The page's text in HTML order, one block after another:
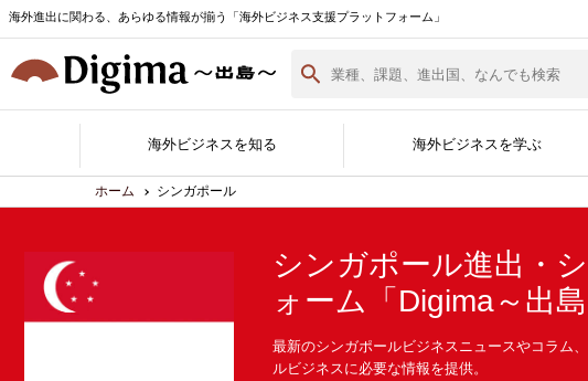
海外進出に関わる、あらゆる情報が揃う「海外ビジネス支援プラットフォーム」
海外ビジネスを知る
海外ビジネスノウハウ 海外ビジネスコ
海外ビジネスを学ぶ
海外進出白書
（最新版）
無料会員登
サポート企業一覧 サポートジャ
サポート企業ができること サポート企業の登録・詳細 資料掲載につ
海外イベント実績紹介 メディア掲載
ホーム シンガポール
シンガポール進出・
ォーム「Digima～出島
最新のシンガポールビジネスニュースやコラム
ルビジネスに必要な情報を提供。